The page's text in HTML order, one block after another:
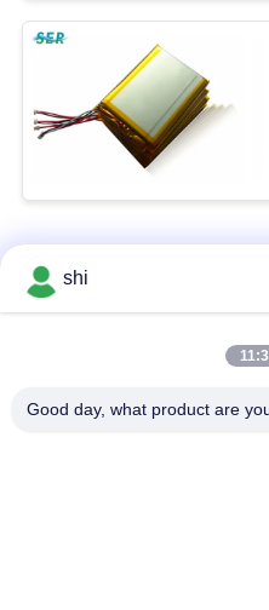
Catégories
shi
Good day, what product are